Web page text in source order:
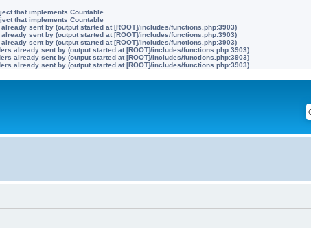
that implements Countable
that implements Countable
sent by (output started at [ROOT]/includes/functions.php:3903)
sent by (output started at [ROOT]/includes/functions.php:3903)
sent by (output started at [ROOT]/includes/functions.php:3903)
already sent by (output started at [ROOT]/includes/functions.php:3903)
already sent by (output started at [ROOT]/includes/functions.php:3903)
already sent by (output started at [ROOT]/includes/functions.php:3903)